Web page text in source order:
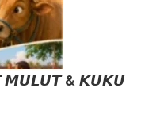
𝙈𝙐𝙇𝙐𝙏 & 𝙆𝙐𝙆𝙐